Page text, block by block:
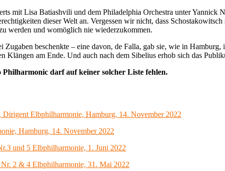
mit Lisa Batiashvili und dem Philadelphia Orchestra unter
dieser Welt an. Vergessen wir nicht, dass
werden und womöglich nie wiederzukommen.
beschenkte – eine davon, de Falla, gab sie, wie in Hamburg,
Klängen am Ende. Und auch nach dem Sibelius erhob sich das
Philharmonic darf auf keiner solcher Liste fehlen.
Elbphilharmonie, Hamburg, 14. November 2022
Hamburg, 14. November 2022
und 5 Elbphilharmonie, 1. Juni 2022
2 & 4 Elbphilharmonie, 31. Mai 2022